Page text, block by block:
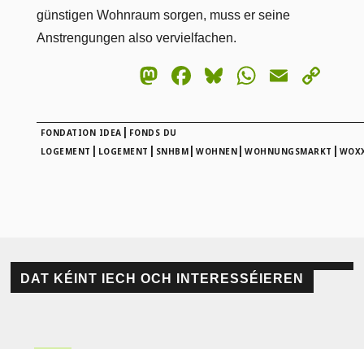
günstigen Wohnraum sorgen, muss er seine
Anstrengungen also vervielfachen.
Mastodon
Facebook
BlueskyEmail
FONDATION IDEA | FONDS DU
LOGEMENT | LOGEMENT | SNHBM |WOHNEN |WOHNUNGSMARKT |
DAT KÉINT IECH OCH INTERESSÉIEREN